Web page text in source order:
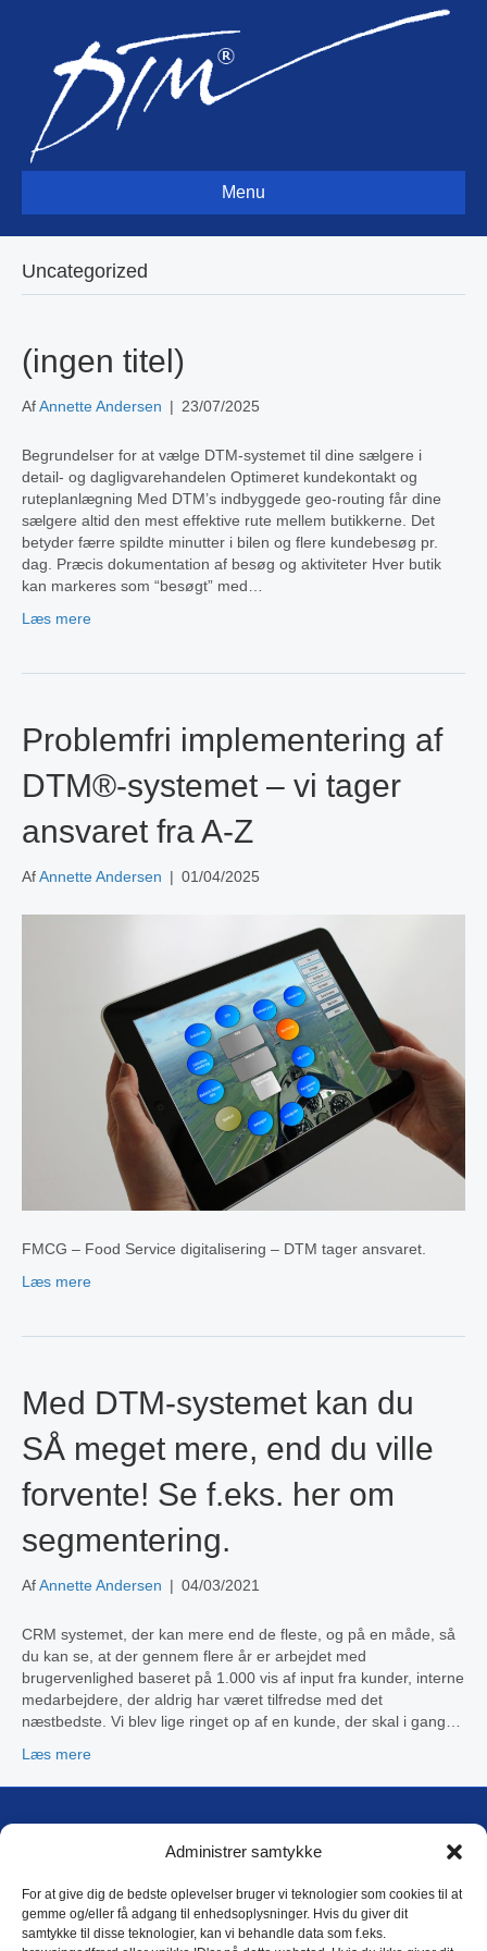
Administrer samtykke
For at give dig de bedste oplevelser bruger vi teknologier som cookies til at
gemme og/eller få adgang til enhedsoplysninger. Hvis du giver dit
samtykke til disse teknologier, kan vi behandle data som f.eks.
Menu
Uncategorized
(ingen titel)
AfAnnette Andersen | 23/07/2025
Begrundelser for at vælge DTM-systemet til dine sælgere i
detail- og dagligvarehandelen Optimeret kundekontakt og
ruteplanlægning Med DTM’s indbyggede geo-routing får dine
sælgere altid den mest effektive rute mellem butikkerne. Det
betyder færre spildte minutter i bilen og flere kundebesøg pr.
dag. Præcis dokumentation af besøg og aktiviteter Hver butik
kan markeres som “besøgt” med…
Læs mere
Problemfri implementering af
DTM®-systemet – vi tager
ansvaret fra A-Z
AfAnnette Andersen | 01/04/2025
FMCG – Food Service digitalisering – DTM tager ansvaret.
Læs mere
Med DTM-systemet kan du
SÅ meget mere, end du ville
forvente! Se f.eks. her om
segmentering.
AfAnnette Andersen | 04/03/2021
CRM systemet, der kan mere end de fleste, og på en måde, så
du kan se, at der gennem flere år er arbejdet med
brugervenlighed baseret på 1.000 vis af input fra kunder, interne
medarbejdere, der aldrig har været tilfredse med det
næstbedste. Vi blev lige ringet op af en kunde, der skal i gang…
Læs mere
E-mail: dtm@dtm.dk